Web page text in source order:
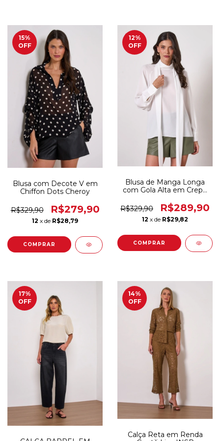
15%
OFF
Blusa com Decote V em
Chiffon Dots Cheroy
R$329,90 R$279,90
12 x de R$28,79
COMPRAR
12%
OFF
Blusa de Manga Longa
com Gola Alta em Crepe
R$329,90
R$289,90
12 x de R$29,82
COMPRAR
17%
OFF
14%
OFF
Calça Reta em Renda